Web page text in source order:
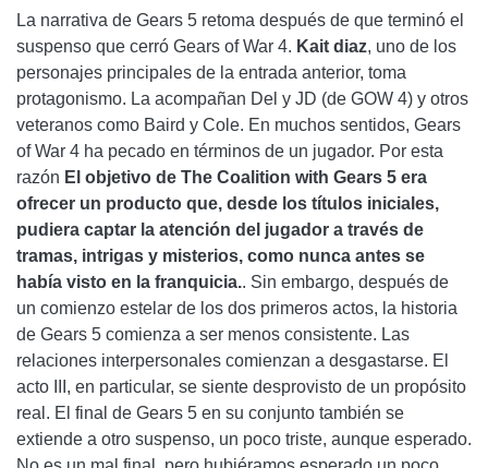
La narrativa de Gears 5 retoma después de que terminó el
suspenso que cerró Gears of War 4. Kait diaz, uno de los
personajes principales de la entrada anterior, toma
protagonismo. La acompañan Del y JD (de GOW 4) y otros
veteranos como Baird y Cole. En muchos sentidos, Gears
of War 4 ha pecado en términos de un jugador. Por esta
razón El objetivo de The Coalition with Gears 5 era
ofrecer un producto que, desde los títulos iniciales,
pudiera captar la atención del jugador a través de
tramas, intrigas y misterios, como nunca antes se
había visto en la franquicia.. Sin embargo, después de
un comienzo estelar de los dos primeros actos, la historia
de Gears 5 comienza a ser menos consistente. Las
relaciones interpersonales comienzan a desgastarse. El
acto III, en particular, se siente desprovisto de un propósito
real. El final de Gears 5 en su conjunto también se
extiende a otro suspenso, un poco triste, aunque esperado.